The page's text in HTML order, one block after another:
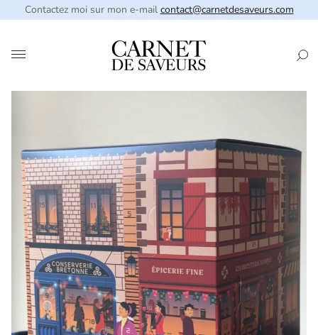
Contactez moi sur mon e-mail contact@carnetdesaveurs.com